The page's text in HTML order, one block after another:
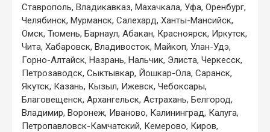
Ставрополь, Владикавказ, Махачкала, Уфа, Оренбург,
Челябинск, Мурманск, Салехард, Ханты-Мансийск,
Омск, Тюмень, Барнаул, Абакан, Красноярск, Иркутск,
Чита, Хабаровск, Владивосток, Майкоп, Улан-Удэ,
Горно-Алтайск, Назрань, Нальчик, Элиста, Черкесск,
Петрозаводск, Сыктывкар, Йошкар-Ола, Саранск,
Якутск, Казань, Кызыл, Ижевск, Чебоксары,
Благовещенск, Архангельск, Астрахань, Белгород,
Владимир, Воронеж, Иваново, Калининград, Калуга,
Петропавловск-Камчатский, Кемерово, Киров,